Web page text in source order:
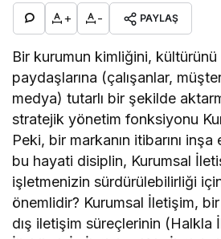
+ - PAYLAŞ
Bir kurumun kimliğini,
paydaşlarına (çalışanlar,
medya) tutarlı bir şekilde
stratejik yönetim fonksiyonu
Peki, bir markanın itibarını
bu hayati disiplin, Kurumsal
işletmenizin sürdürülebilirliği
önemlidir? Kurumsal İletişim,
dış iletişim süreçlerinin (Halkla